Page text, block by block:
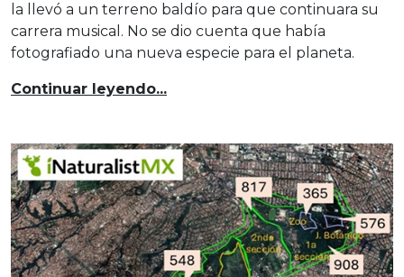
la llevó a un terreno baldío para que continuara su
carrera musical. No se dio cuenta que había
fotografiado una nueva especie para el planeta.
Continuar leyendo...